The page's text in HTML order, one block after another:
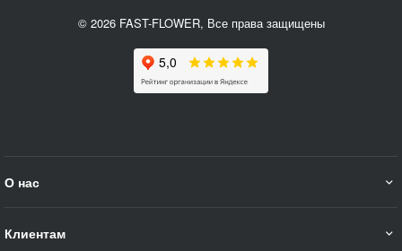
© 2026 FAST-FLOWER, Все права защищены
О нас
Клиентам